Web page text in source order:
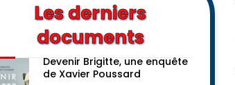
Les derniers
documents
Devenir Brigitte, une enquête
de Xavier Poussard